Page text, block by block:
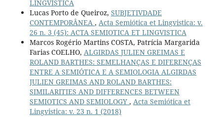
LINGVÍSTICA
Lucas Porto de Queiroz, SUBJETIVDADE
CONTEMPORÂNEA , Acta Semiótica et Lingvistica: v.
26 n. 3 (45): ACTA SEMIOTICA ET LINGVISTICA
Marcos Rogério Martins COSTA, Patrícia Margarida
Farias COELHO, ALGIRDAS JULIEN GREIMAS E
ROLAND BARTHES: SEMELHANÇAS E DIFERENÇAS
ENTRE A SEMIÓTICA E A SEMIOLOGIA ALGIRDAS
JULIEN GREIMAS AND ROLAND BARTHES:
SIMILARITIES AND DIFFERENCES BETWEEN
SEMIOTICS AND SEMIOLOGY , Acta Semiótica et
Lingvistica: v. 23 n. 1 (2018)